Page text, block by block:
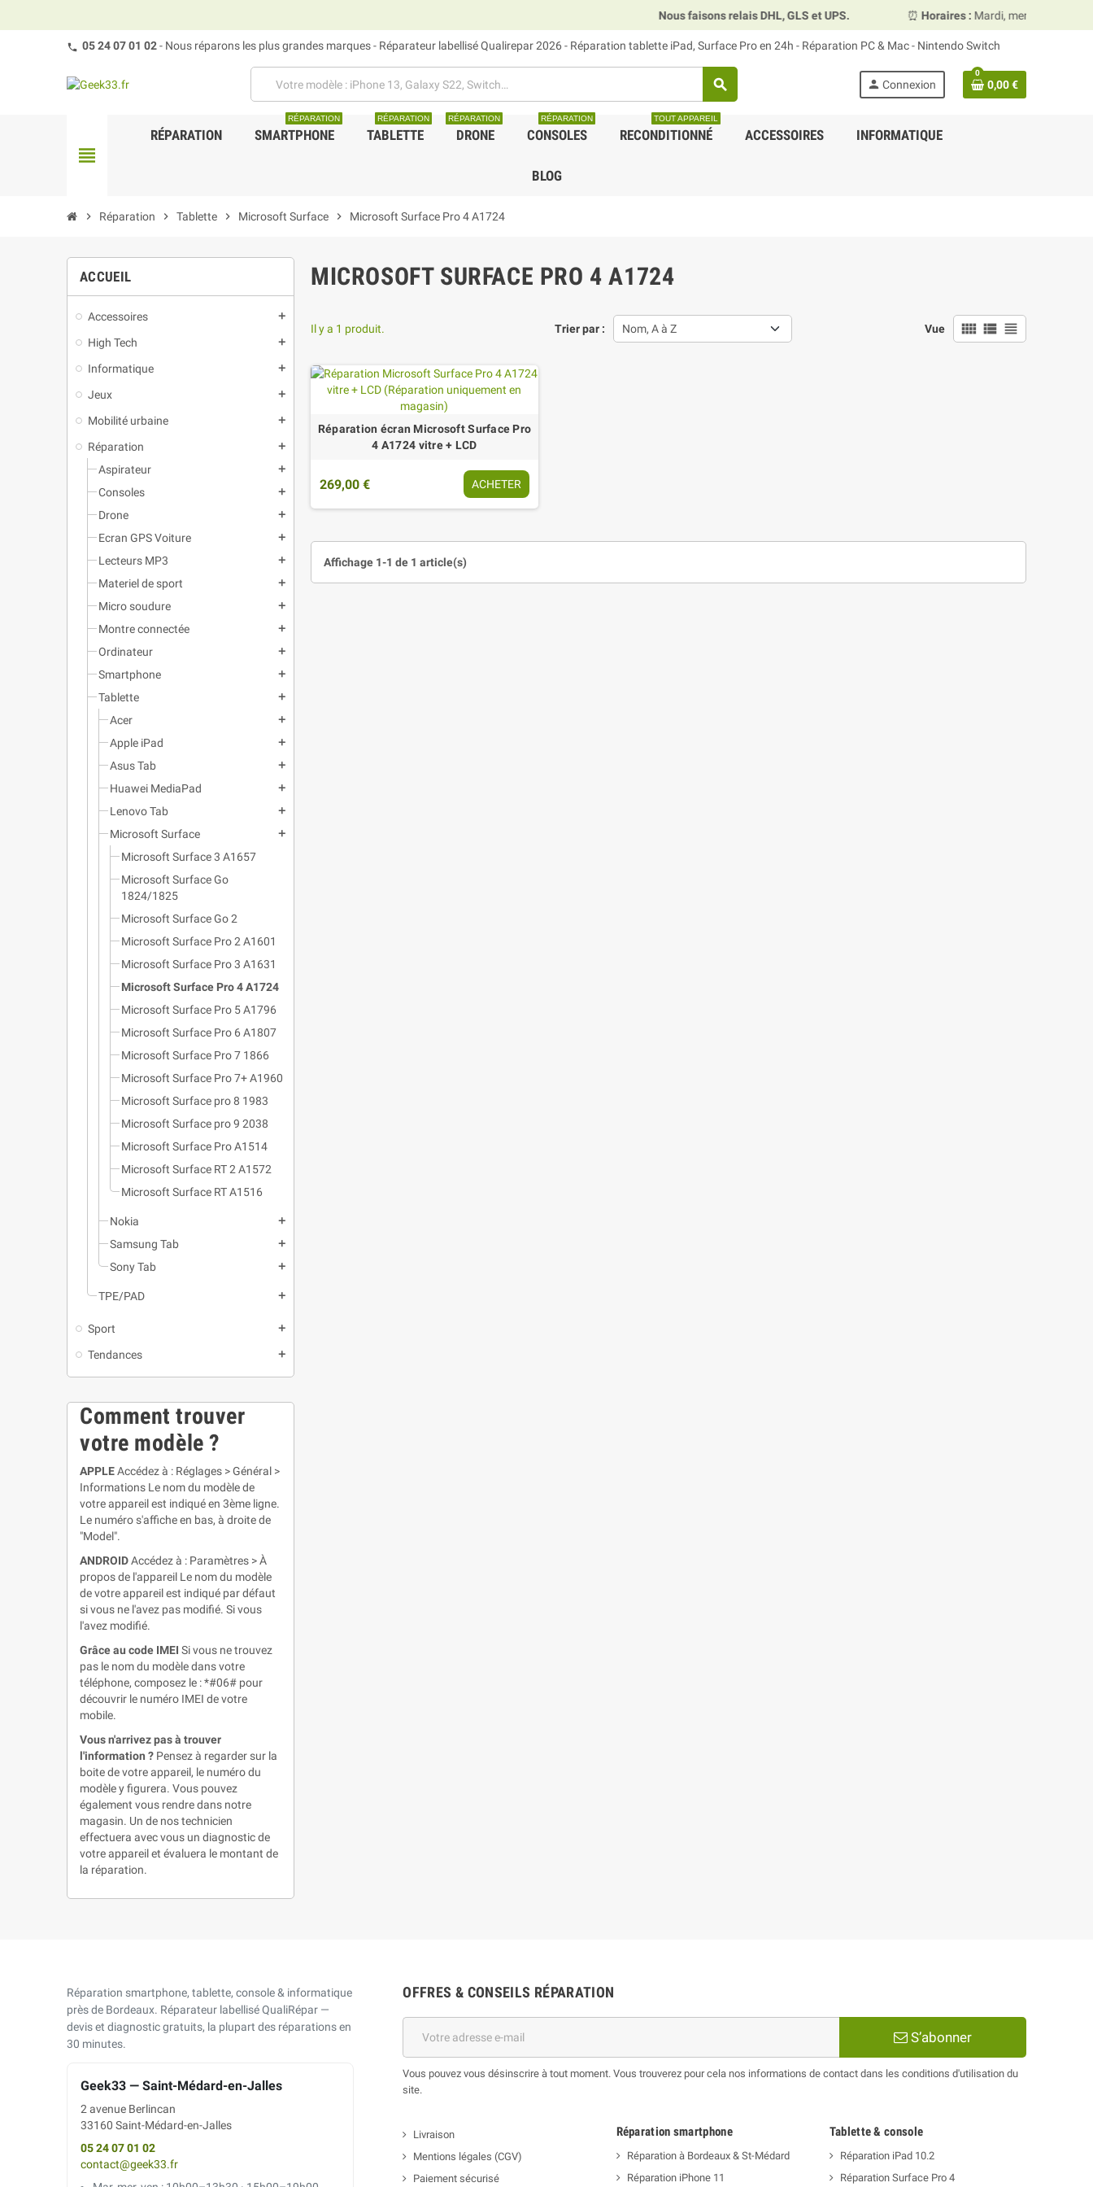
Nous faisons relais DHL, GLS et UPS. ⏰Horaires : Mardi, mercredi et vendredi
05 24 07 01 02- Nous réparons les plus grandes marques - Réparateur labellisé Qualirepar 2026 - Réparation tablette iPad, Surface Pro en 24h - Réparation PC & Mac - Nintendo Switch
search person Connexion
0
0,00 €
view_headline
RÉPARATION SMARTPHONE
RÉPARATION
TABLETTE
RÉPARATION
DRONE
RÉPARATION
CONSOLES
RÉPARATION
RECONDITIONNÉ
TOUT APPAREIL
ACCESSOIRES INFORMATIQUE
BLOG
chevron_right Réparation chevron_right Tablette chevron_right Microsoft Surface chevron_right Microsoft Surface Pro 4 A1724
ACCUEIL
Accessoires add
High Tech add
Informatique add
Jeux add
Mobilité urbaine add
Réparation add
Aspirateur add
Consoles add
Drone add
Ecran GPS Voiture add
Lecteurs MP3 add
Materiel de sport add
Micro soudure add
Montre connectée add
Ordinateur add
Smartphone add
Tablette add
Acer add
Apple iPad add
Asus Tab add
Huawei MediaPad add
Lenovo Tab add
Microsoft Surface add
Microsoft Surface 3 A1657
Microsoft Surface Go
1824/1825
Microsoft Surface Go 2
Microsoft Surface Pro 2 A1601
Microsoft Surface Pro 3 A1631
Microsoft Surface Pro 4 A1724
Microsoft Surface Pro 5 A1796
Microsoft Surface Pro 6 A1807
Microsoft Surface Pro 7 1866
Microsoft Surface Pro 7+ A1960
Microsoft Surface pro 8 1983
Microsoft Surface pro 9 2038
Microsoft Surface Pro A1514
Microsoft Surface RT 2 A1572
Microsoft Surface RT A1516
Nokia add
Samsung Tab add
Sony Tab add
TPE/PAD add
Sport add
Tendances add
Comment trouver
votre modèle ?
APPLEAccédez à : Réglages > Général >
Informations Le nom du modèle de
votre appareil est indiqué en 3ème ligne.
Le numéro s'affiche en bas, à droite de
"Model".
ANDROIDAccédez à : Paramètres > À
propos de l'appareil Le nom du modèle
de votre appareil est indiqué par défaut
si vous ne l'avez pas modifié. Si vous
l'avez modifié.
Grâce au code IMEI Si vous ne trouvez
pas le nom du modèle dans votre
téléphone, composez le : *#06# pour
découvrir le numéro IMEI de votre
mobile.
Vous n'arrivez pas à trouver
l'information ? Pensez à regarder sur la
boite de votre appareil, le numéro du
modèle y figurera. Vous pouvez
également vous rendre dans notre
magasin. Un de nos technicien
effectuera avec vous un diagnostic de
votre appareil et évaluera le montant de
la réparation.
MICROSOFT SURFACE PRO 4 A1724
Trier par : Nom, A à Z Vue view_comfy view_list view_headline
Il y a 1 produit.
Réparation écran Microsoft Surface Pro
4 A1724 vitre + LCD
269,00 € ACHETER
Affichage 1-1 de 1 article(s)
Réparation smartphone, tablette, console & informatique
près de Bordeaux. Réparateur labellisé QualiRépar —
devis et diagnostic gratuits, la plupart des réparations en
30 minutes.
Geek33 — Saint-Médard-en-Jalles
2 avenue Berlincan
33160 Saint-Médard-en-Jalles
05 24 07 01 02
contact@geek33.fr
OFFRES & CONSEILS RÉPARATION
S’abonner
Vous pouvez vous désinscrire à tout moment. Vous trouverez pour cela nos informations de contact dans les conditions d'utilisation du
site.
Livraison
Mentions légales (CGV)
Paiement sécurisé
Réparation smartphone
Réparation à Bordeaux & St-Médard
Réparation iPhone 11
Tablette & console
Réparation iPad 10.2
Réparation Surface Pro 4